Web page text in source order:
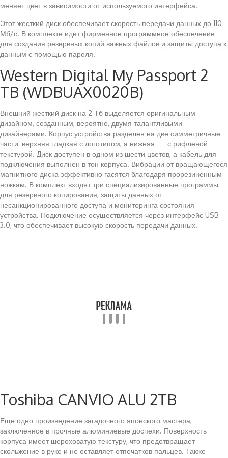
меняет цвет в зависимости от используемого интерфейса.
Этот жесткий диск обеспечивает скорость передачи данных до 110
Мб/с. В комплекте идет фирменное программное обеспечение
для создания резервных копий важных файлов и защиты доступа к
данным с помощью пароля.
Western Digital My Passport 2
TB (WDBUAX0020B)
Внешний жесткий диск на 2 Тб выделяется оригинальным
дизайном, созданным, вероятно, двумя талантливыми
дизайнерами. Корпус устройства разделен на две симметричные
части: верхняя гладкая с логотипом, а нижняя — с рифленой
текстурой. Диск доступен в одном из шести цветов, а кабель для
подключения выполнен в тон корпуса. Вибрации от вращающегося
магнитного диска эффективно гасятся благодаря прорезиненным
ножкам. В комплект входят три специализированные программы
для резервного копирования, защиты данных от
несанкционированного доступа и мониторинга состояния
устройства. Подключение осуществляется через интерфейс USB
3.0, что обеспечивает высокую скорость передачи данных.
Toshiba CANVIO ALU 2TB
Еще одно произведение загадочного японского мастера,
заключенное в прочные алюминиевые доспехи. Поверхность
корпуса имеет шероховатую текстуру, что предотвращает
скольжение в руке и не оставляет отпечатков пальцев. Также